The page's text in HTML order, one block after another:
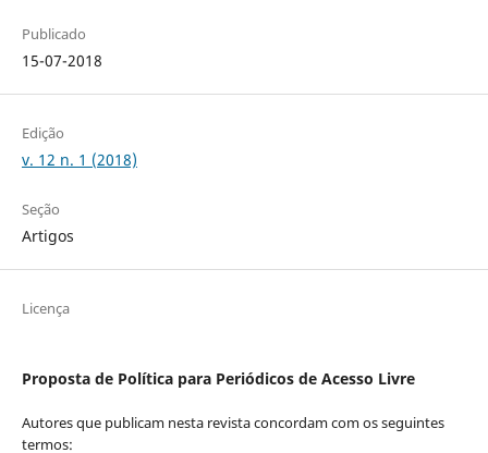
Publicado
15-07-2018
Edição
v. 12 n. 1 (2018)
Seção
Artigos
Licença
Proposta de Política para Periódicos de Acesso Livre
Autores que publicam nesta revista concordam com os seguintes
termos: